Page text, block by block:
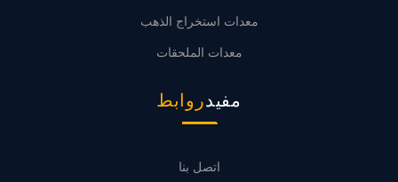
معدات استخراج الذهب
معدات الملحقات
مفيدروابط
اتصل بنا